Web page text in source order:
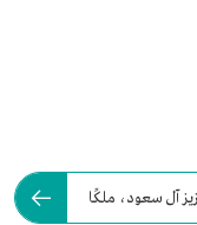
آل سعود، ملكًا